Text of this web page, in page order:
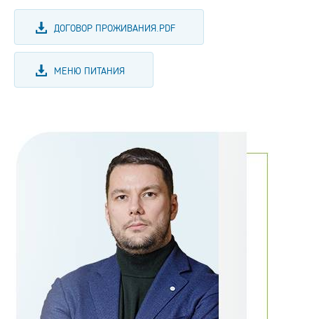
ДОГОВОР ПРОЖИВАНИЯ.PDF
МЕНЮ ПИТАНИЯ